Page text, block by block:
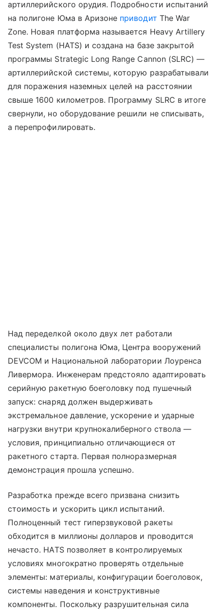
артиллерийского орудия. Подробности испытаний
на полигоне Юма в Аризоне приводит The War
Zone. Новая платформа называется Heavy Artillery
Test System (HATS) и создана на базе закрытой
программы Strategic Long Range Cannon (SLRC) —
артиллерийской системы, которую разрабатывали
для поражения наземных целей на расстоянии
свыше 1600 километров. Программу SLRC в итоге
свернули, но оборудование решили не списывать,
а перепрофилировать.
Над переделкой около двух лет работали
специалисты полигона Юма, Центра вооружений
DEVCOM и Национальной лаборатории Лоуренса
Ливермора. Инженерам предстояло адаптировать
серийную ракетную боеголовку под пушечный
запуск: снаряд должен выдерживать
экстремальное давление, ускорение и ударные
нагрузки внутри крупнокалиберного ствола —
условия, принципиально отличающиеся от
ракетного старта. Первая полноразмерная
демонстрация прошла успешно.
Разработка прежде всего призвана снизить
стоимость и ускорить цикл испытаний.
Полноценный тест гиперзвуковой ракеты
обходится в миллионы долларов и проводится
нечасто. HATS позволяет в контролируемых
условиях многократно проверять отдельные
элементы: материалы, конфигурации боеголовок,
системы наведения и конструктивные
компоненты. Поскольку разрушительная сила